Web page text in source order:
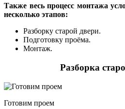
Также весь процесс монтажа
несколько этапов:
Разборку старой двери.
Подготовку проёма.
Монтаж.
Разборка
Готовим проем